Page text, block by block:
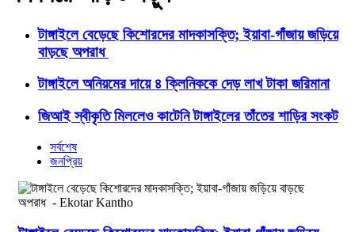
টাঙ্গাইলে বেড়েছে কিশোরদের মাদকাসক্তি; ইয়াবা-গাঁজায় জড়িয়ে
বাড়ছে অপরাধ
টাঙ্গাইলে অনিয়মের দায়ে ৪ ক্লিনিককে দেড় লাখ টাকা জরিমানা
জিআই স্বীকৃতি মিললেও কাটেনি টাঙ্গাইলের তাঁতের শাড়ির সংকট
সর্বশেষ
জনপ্রিয়